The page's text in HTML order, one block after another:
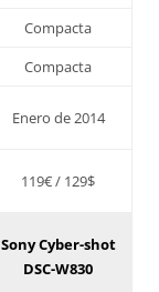
Compacta
Compacta
Enero de 2014
119€ / 129$
Sony Cyber-shot
DSC-W830